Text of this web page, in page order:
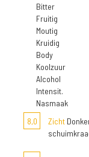
Bitter
Fruitig
Moutig
Kruidig
Body
Koolzuur
Alcohol
Intensit.
Nasmaak
8,0
Zicht